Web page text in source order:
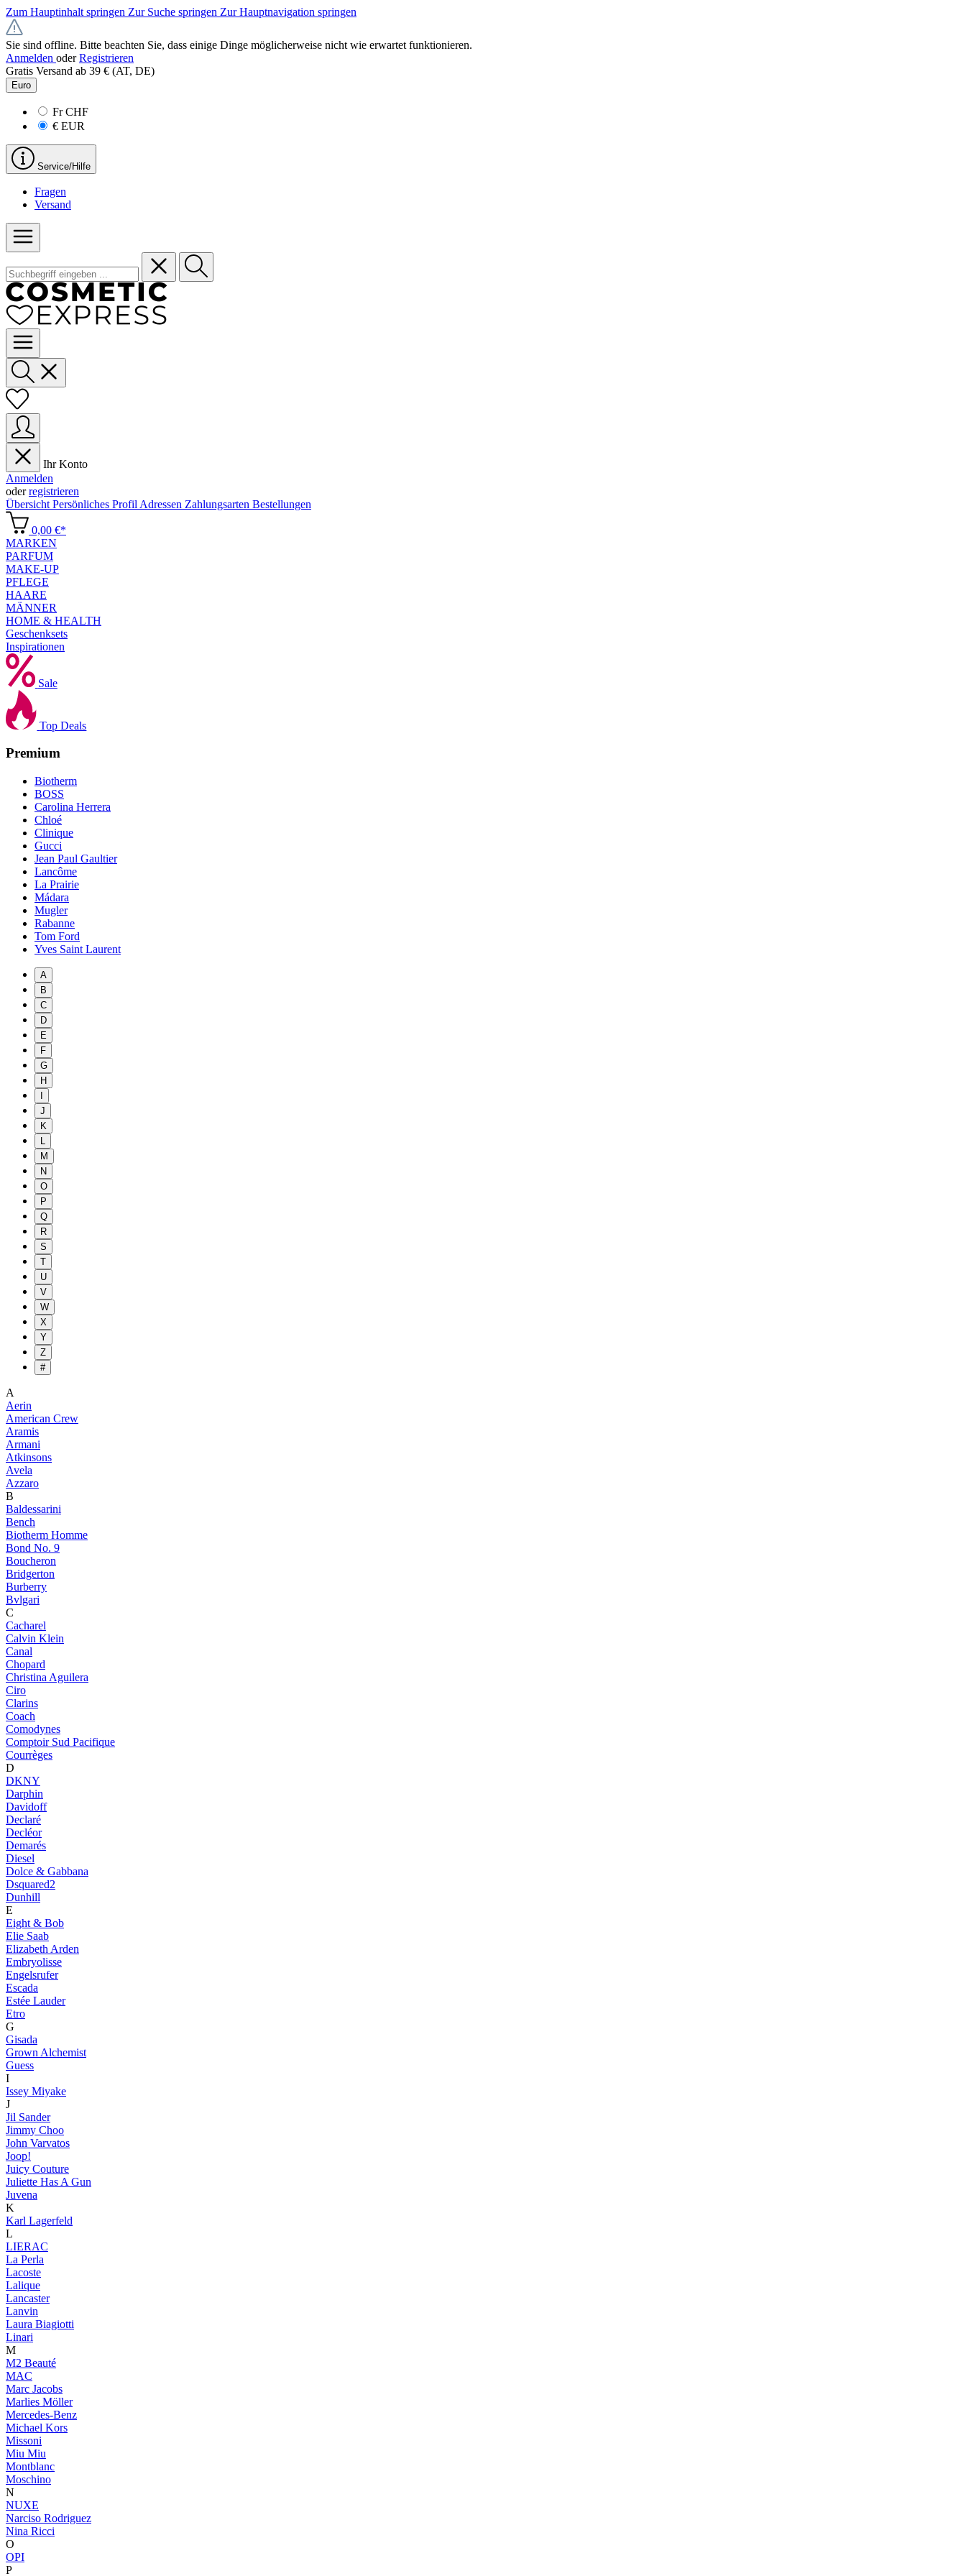
Zum Hauptinhalt springen Zur Suche springen Zur Hauptnavigation springen
Sie sind offline. Bitte beachten Sie, dass einige Dinge möglicherweise nicht wie erwartet funktionieren.
Anmelden oder Registrieren
Gratis Versand ab 39 € (AT, DE)
Euro
FrCHF
€ EUR
Service/Hilfe
Fragen
Versand
Ihr Konto
Anmelden
oderregistrieren
Übersicht Persönliches Profil Adressen Zahlungsarten Bestellungen
0,00 €*
MARKEN
PARFUM
MAKE-UP
PFLEGE
HAARE
MÄNNER
HOME & HEALTH
Geschenksets
Inspirationen
Sale
Top Deals
Premium
Biotherm
BOSS
Carolina Herrera
Chloé
Clinique
Gucci
Jean Paul Gaultier
Lancôme
La Prairie
Mádara
Mugler
Rabanne
Tom Ford
Yves Saint Laurent
A
B
C
D
E
F
G
H
J
K
L
M
N
O
P
Q
R
S
T
U
V
W
X
Y
Z
#
A
Aerin
American Crew
Aramis
Armani
Atkinsons
Avela
Azzaro
B
Baldessarini
Bench
Biotherm Homme
Bond No. 9
Boucheron
Bridgerton
Burberry
Bvlgari
C
Cacharel
Calvin Klein
Canal
Chopard
Christina Aguilera
Ciro
Clarins
Coach
Comodynes
Comptoir Sud Pacifique
Courrèges
D
DKNY
Darphin
Davidoff
Declaré
Decléor
Demarés
Diesel
Dolce & Gabbana
Dsquared2
Dunhill
E
Eight & Bob
Elie Saab
Elizabeth Arden
Embryolisse
Engelsrufer
Escada
Estée Lauder
Etro
G
Gisada
Grown Alchemist
Guess
I
Issey Miyake
J
Jil Sander
Jimmy Choo
John Varvatos
Joop!
Juicy Couture
Juliette Has A Gun
Juvena
K
Karl Lagerfeld
L
LIERAC
La Perla
Lacoste
Lalique
Lancaster
Lanvin
Laura Biagiotti
Linari
M
M2 Beauté
MAC
Marc Jacobs
Marlies Möller
Mercedes-Benz
Michael Kors
Missoni
Miu Miu
Montblanc
Moschino
N
NUXE
Narciso Rodriguez
Nina Ricci
O
OPI
P